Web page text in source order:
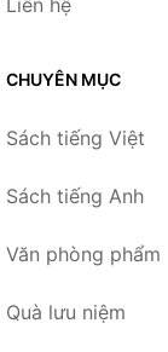
Liên hệ
CHUYÊN MỤC
Sách tiếng Việt
Sách tiếng Anh
Văn phòng phẩm
Quà lưu niệm